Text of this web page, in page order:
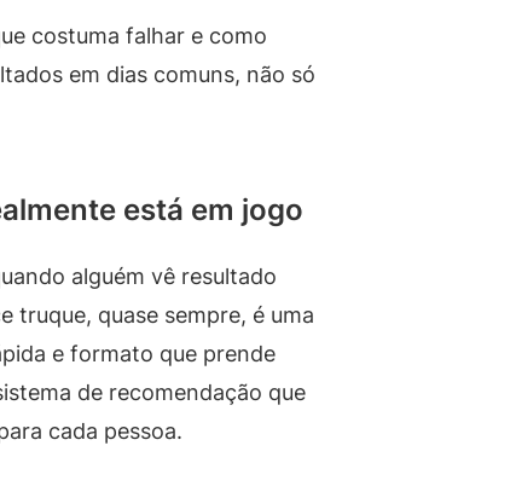
costuma falhar e como
em dias comuns, não só
está em jogo
alguém vê resultado
truque, quase sempre, é uma
e formato que prende
de recomendação que
cada pessoa.